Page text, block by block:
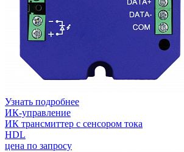
Узнать подробнее
ИК-управление
ИК трансмиттер с сенсором тока
HDL
цена по запросу